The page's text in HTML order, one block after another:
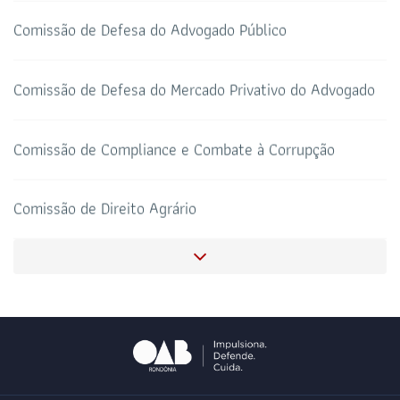
Comissão de Defesa do Advogado Público
Comissão de Defesa do Mercado Privativo do Advogado
Comissão de Compliance e Combate à Corrupção
Comissão de Direito Agrário
Comissão de Concursos Públicos